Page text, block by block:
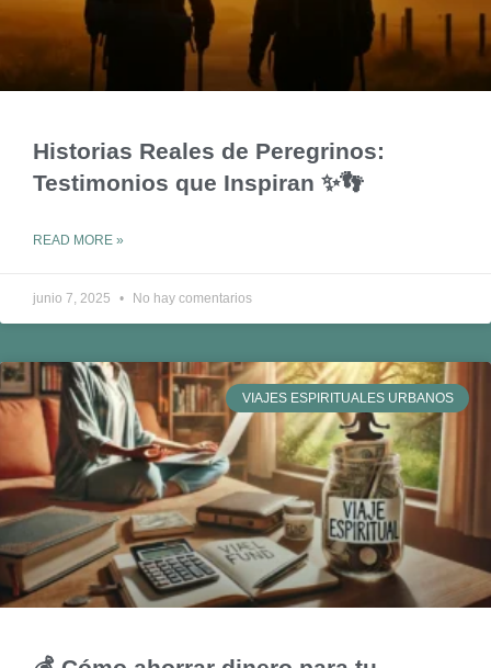
Historias Reales de Peregrinos:
Testimonios que Inspiran ✨👣
READ MORE »
junio 7, 2025 No hay comentarios
VIAJES ESPIRITUALES URBANOS